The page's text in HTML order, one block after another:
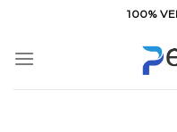
inhoud
100%